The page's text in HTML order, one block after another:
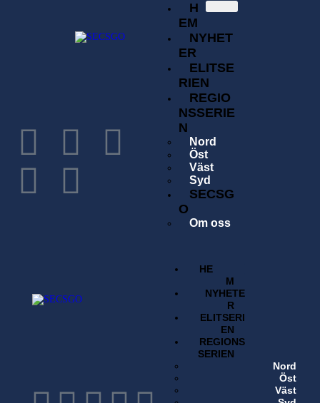
H
EM
NYHET
ER
ELITSE
RIEN
REGIO
NSSERIE
N
Nord
Öst
Väst
Syd
SECSG
O
Om oss
Kontakta oss
Sök
Regelverk
BUTI
HE
M
NYHETE
R
ELITSERI
EN
REGIONS
SERIEN
Nord
Öst
Väst